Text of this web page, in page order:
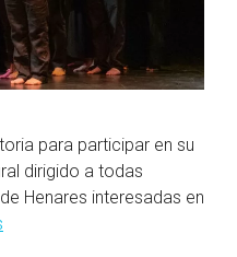
para participar en su
dirigido a todas
Henares interesadas en